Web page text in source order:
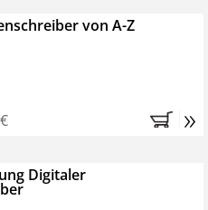
weiter tun, das
es entstehen keine
von A-Z
»
Digitaler